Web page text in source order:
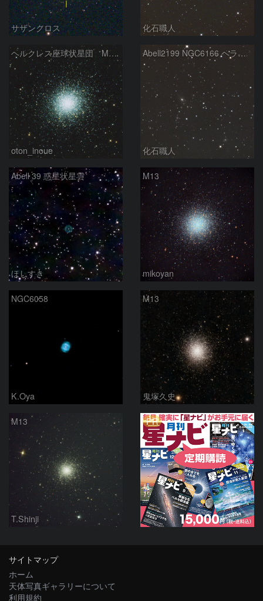
サザンクロス 化石職人
ヘルクレス座球状星団 M１３（RGB合成）
oton_inoue
Abell2199 NGC6166 ヘラクレス座
化石職人
Abell 39 惑星状星雲
ほしすき
M13
mikoyan
NGC6058
K.Oya
M13
鬼塚久史
M13
T.Shinji
PR
サイトマップ
ホーム
天体写真ギャラリーについて
利用規約